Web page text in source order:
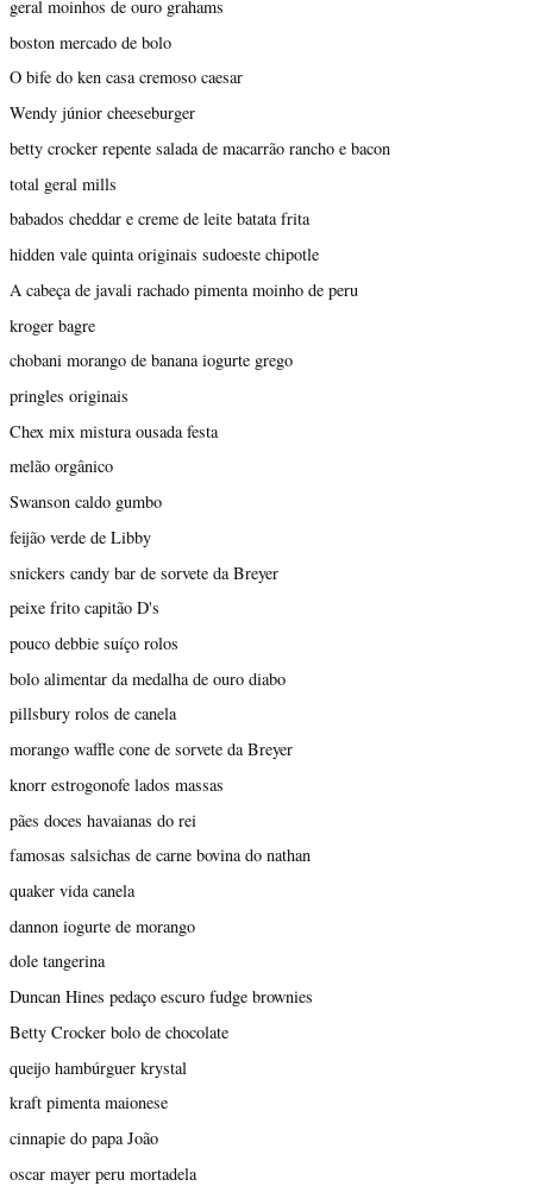
geral moinhos de ouro grahams
boston mercado de bolo
O bife do ken casa cremoso caesar
Wendy júnior cheeseburger
betty crocker repente salada de macarrão rancho e bacon
total geral mills
babados cheddar e creme de leite batata frita
hidden vale quinta originais sudoeste chipotle
A cabeça de javali rachado pimenta moinho de peru
kroger bagre
chobani morango de banana iogurte grego
pringles originais
Chex mix mistura ousada festa
melão orgânico
Swanson caldo gumbo
feijão verde de Libby
snickers candy bar de sorvete da Breyer
peixe frito capitão D's
pouco debbie suíço rolos
bolo alimentar da medalha de ouro diabo
pillsbury rolos de canela
morango waffle cone de sorvete da Breyer
knorr estrogonofe lados massas
pães doces havaianas do rei
famosas salsichas de carne bovina do nathan
quaker vida canela
dannon iogurte de morango
dole tangerina
Duncan Hines pedaço escuro fudge brownies
Betty Crocker bolo de chocolate
queijo hambúrguer krystal
kraft pimenta maionese
cinnapie do papa João
oscar mayer peru mortadela